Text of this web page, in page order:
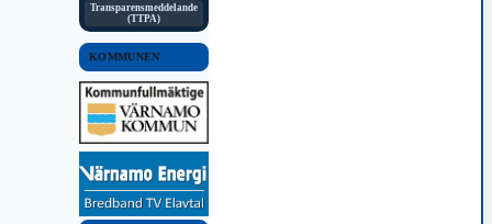
VÄRNAMO KOMMUN
NYHETER
Kommuninvånares
begäran om undantag
Transparensmeddelande
(TTPA)
KOMMUNEN